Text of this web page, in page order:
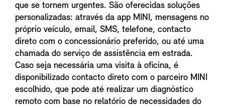
que se tornem urgentes. São oferecidas soluções
personalizadas: através da app MINI, mensagens no
próprio veículo, email, SMS, telefone, contacto
direto com o concessionário preferido, ou até uma
chamada do serviço de assistência em estrada.
Caso seja necessária uma visita à oficina, é
disponibilizado contacto direto com o parceiro MINI
escolhido, que pode até realizar um diagnóstico
remoto com base no relatório de necessidades do